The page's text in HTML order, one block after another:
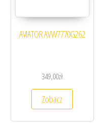
AVIATOR AVW7770G262
349,00zł
Zobacz